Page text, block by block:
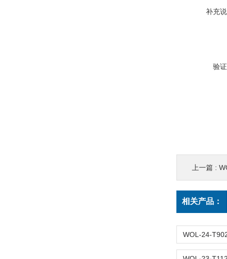
补充说
验证
上一篇 :
相关产品：